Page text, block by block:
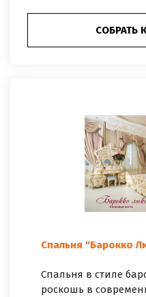
СОБРАТЬ
Спальня "Барокко
Спальня в стиле
роскошь в